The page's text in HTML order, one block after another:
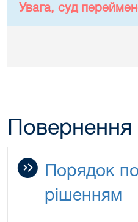
Увага, суд
Порядок
рішенням